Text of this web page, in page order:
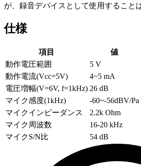
が、録音デバイスとして使用すること
仕様
項目
値
動作電圧範囲
5 V
動作電流(Vcc=5V)
4~5 mA
電圧増幅(V=6V, f=1kHz) 26 dB
マイク感度(1kHz)
-60~-56dBV/Pa
マイクインピーダンス
2.2k Ohm
マイク周波数
16-20 kHz
マイクS/N比
54 dB